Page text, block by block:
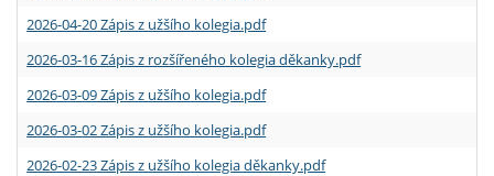
2026-04-20 Zápis z užšího kolegia.pdf
2026-03-16 Zápis z rozšířeného kolegia děkanky.pdf
2026-03-09 Zápis z užšího kolegia.pdf
2026-03-02 Zápis z užšího kolegia.pdf
2026-02-23 Zápis z užšího kolegia děkanky.pdf